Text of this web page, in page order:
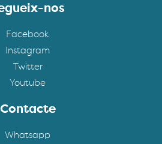
nos
Facebook
Instagram
Twitter
Youtube
Contacte
Whatsapp